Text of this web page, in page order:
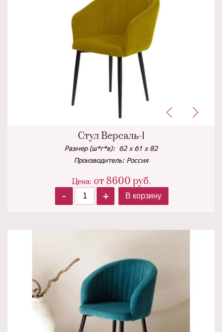
Стул Версаль-1
Размер (ш*г*в): 62 х 61 х 82
Производитель: Россия
Цена: от 8600 руб.
-
+ В корзину